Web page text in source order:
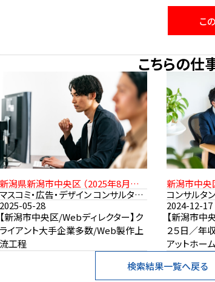
こ
こちらの仕
新潟県新潟市中央区 （2025年8月開
設予定） 転勤なし
マスコミ・広告・デザイン コンサルタン
ト
2025-05-28
【新潟市中央区/Webディレクター】ク
ライアント大手企業多数/Web製作上
流工程
新潟市中
コンサルタ
2024-12-17
【新潟市中
２５日／年
アットホー
検索結果一覧へ戻る